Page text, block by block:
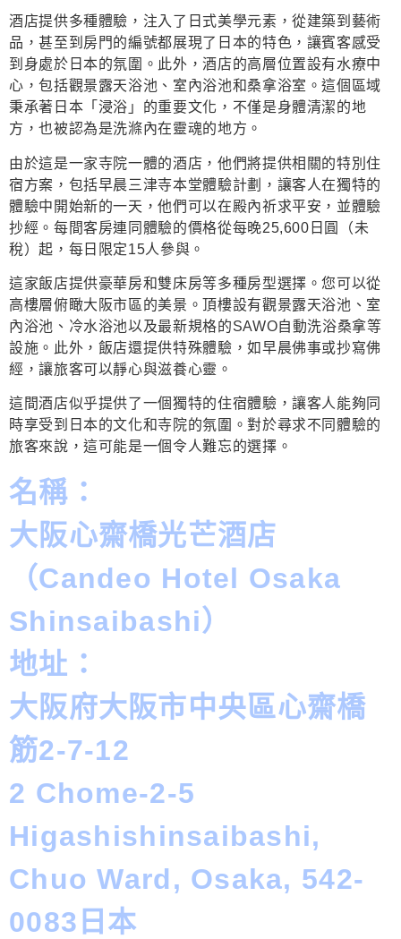
酒店提供多種體驗，注入了日式美學元素，從建築到藝術
品，甚至到房門的編號都展現了日本的特色，讓賓客感受
到身處於日本的氛圍。此外，酒店的高層位置設有水療中
心，包括觀景露天浴池、室內浴池和桑拿浴室。這個區域
秉承著日本「浸浴」的重要文化，不僅是身體清潔的地
方，也被認為是洗滌內在靈魂的地方。
由於這是一家寺院一體的酒店，他們將提供相關的特別住
宿方案，包括早晨三津寺本堂體驗計劃，讓客人在獨特的
體驗中開始新的一天，他們可以在殿內祈求平安，並體驗
抄經。每間客房連同體驗的價格從每晚25,600日圓（未
稅）起，每日限定15人參與。
這家飯店提供豪華房和雙床房等多種房型選擇。您可以從
高樓層俯瞰大阪市區的美景。頂樓設有觀景露天浴池、室
內浴池、冷水浴池以及最新規格的SAWO自動洗浴桑拿等
設施。此外，飯店還提供特殊體驗，如早晨佛事或抄寫佛
經，讓旅客可以靜心與滋養心靈。
這間酒店似乎提供了一個獨特的住宿體驗，讓客人能夠同
時享受到日本的文化和寺院的氛圍。對於尋求不同體驗的
旅客來說，這可能是一個令人難忘的選擇。
名稱：
大阪心齋橋光芒酒店
（Candeo Hotel Osaka
Shinsaibashi）
地址：
大阪府大阪市中央區心齋橋
筋2-7-12
2 Chome-2-5
Higashishinsaibashi,
Chuo Ward, Osaka, 542-
0083日本